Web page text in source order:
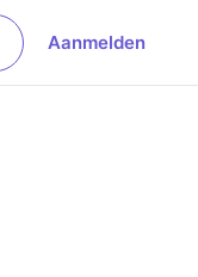
Aanmelden